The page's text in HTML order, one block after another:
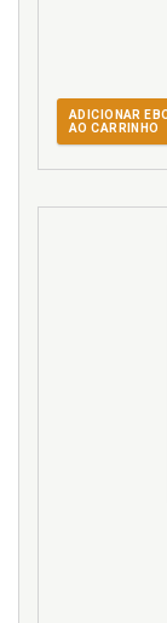
ADICIONAR
AO CARRINHO